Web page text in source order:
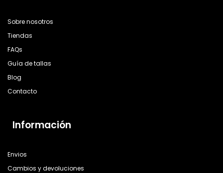
Sobre nosotros
Tiendas
FAQs
Guía de tallas
Blog
Contacto
Información
Envios
Cambios y devoluciones